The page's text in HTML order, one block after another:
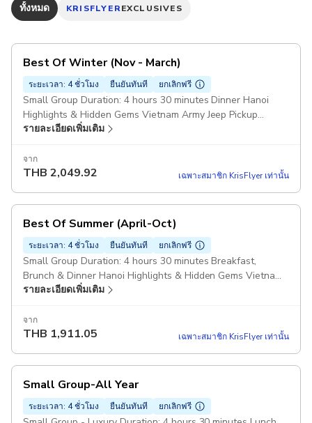
ทั้งหมด
KRISFLYEREXCLUSIVES
Best Of Winter (Nov - March)
ระยะเวลา: 4 ชั่วโมง ยืนยันทันที ยกเลิกฟรี
Small Group Duration: 4 hours 30 minutes Dinner Hanoi
Highlights & Hidden Gems Vietnam Army Jeep Pickup
included
รายละเอียดเพิ่มเติม
จาก
THB 2,049.92 เฉพาะสมาชิก KrisFlyer เท่านั้น
Best Of Summer (April-Oct)
ระยะเวลา: 4 ชั่วโมง ยืนยันทันที ยกเลิกฟรี
Small Group Duration: 4 hours 30 minutes Breakfast,
Brunch & Dinner Hanoi Highlights & Hidden Gems Vietnam
Army Legend Jeep Pickup included
รายละเอียดเพิ่มเติม
จาก
THB 1,911.05 เฉพาะสมาชิก KrisFlyer เท่านั้น
Small Group-All Year
ระยะเวลา: 4 ชั่วโมง ยืนยันทันที ยกเลิกฟรี